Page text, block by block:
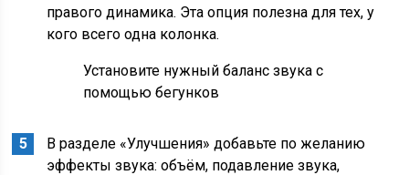
правого динамика. Эта опция полезна для тех, у
кого всего одна колонка.
Установите нужный баланс звука с
помощью бегунков
В разделе «Улучшения» добавьте по желанию
эффекты звука: объём, подавление звука,